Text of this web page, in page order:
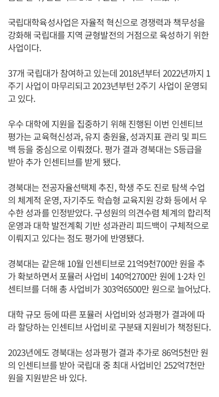
국립대학육성사업은 자율적 혁신으로 경쟁력과 책무성을
강화해 국립대를 지역 균형발전의 거점으로 육성하기 위한
사업이다.
37개 국립대가 참여하고 있는데 2018년부터 2022년까지 1
주기 사업이 마무리되고 2023년부턴 2주기 사업이 운영되
고 있다.
우수 대학에 지원을 집중하기 위해 진행된 이번 인센티브
평가는 교육혁신성과, 유지 충원율, 성과지표 관리 및 피드
백 등을 중심으로 이뤄졌다. 평가 결과 경북대는 S등급을
받아 추가 인센티브를 받게 됐다.
경북대는 전공자율선택제 추진, 학생 주도 진로 탐색 수업
의 체계적 운영, 자기주도 학습형 교육지원 강화 등에서 우
수한 성과를 인정받았다. 구성원의 의견수렴 체계의 합리적
운영과 대학 발전계획 기반 성과관리 피드백이 구체적으로
이뤄지고 있다는 점도 평가에 반영됐다.
경북대는 같은해 10월 인센티브로 21억9천700만 원을 추
가 확보하면서 포뮬러 사업비 140억2700만 원에 1·2차 인
센티브를 더해 총 사업비가 303억6500만 원으로 늘어났다.
대학 규모 등에 따른 포뮬러 사업비와 성과평가 결과에 따
라 할당하는 인센티브 사업비로 구분돼 지원비가 책정된다.
2023년에도 경북대는 성과평가 결과 추가로 86억5천만 원
의 인센티브를 받아 국립대 중 최대 사업비인 252억7천만
원을 지원받은 바 있다.